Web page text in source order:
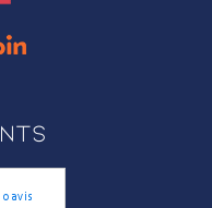
0 avis